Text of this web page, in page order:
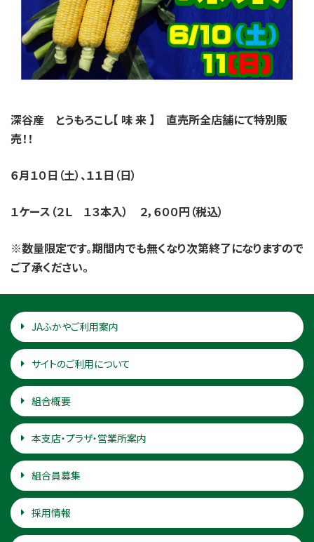
深谷産 とうもろこし【 味 来 】 直売所全店舗にて特別販
売！！
６月１０日（土）、１１日（日）
１ケース（２Ｌ １３本入） ２，６００円（税込）
※数量限定です。期間内でも無くなり次第終了になりますので
ご了承ください。
JAふかやご利用案内
サイトのご利用について
組合概要
本支店・プラザ・営業所案内
組合員募集
採用情報